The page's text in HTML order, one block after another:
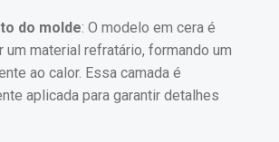
do molde: O modelo em cera é
um material refratário, formando um
ao calor. Essa camada é
aplicada para garantir detalhes